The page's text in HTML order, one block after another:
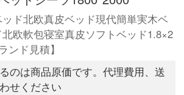
ド北欧真皮ベッド現代簡単実木ベ
欧軟包寝室真皮ソフトベッド1.8×2
ンド見積】
のは商品原価です。代理費用、送
せください